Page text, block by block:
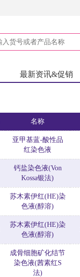
最新资讯&促销
名称
亚甲基蓝-酸性品
红染色液
钙盐染色液(Von
Kossa银法)
苏木素伊红(HE)染
色液(醇溶)
苏木素伊红(HE)染
色液(醇溶)
成骨细胞矿化结节
染色液(茜素红S
法)